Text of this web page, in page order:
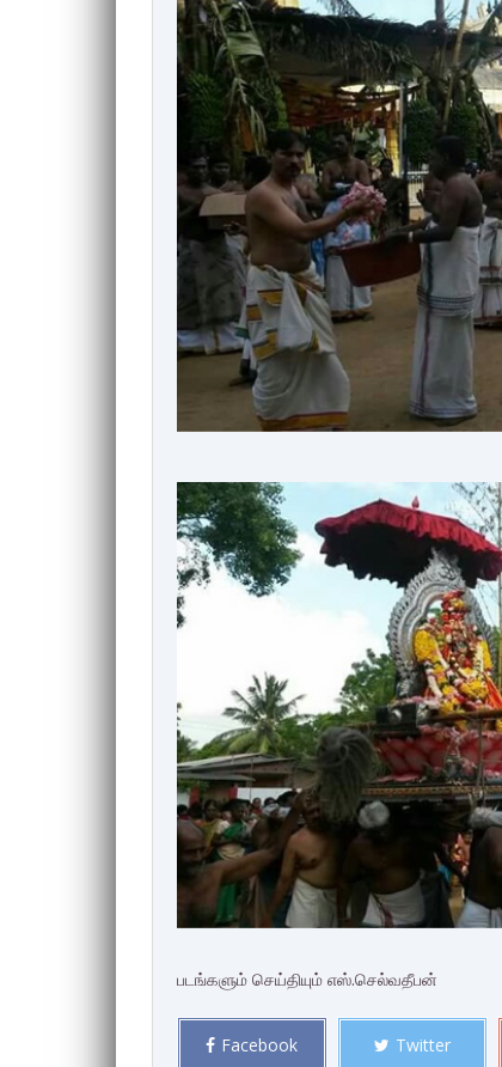
படங்களும் செய்தியும் எஸ்.செல்வதீபன்
Facebook Twitter